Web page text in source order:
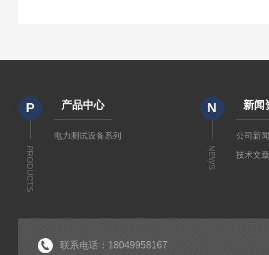
P
PRODUCTS
产品中心
电力测试设备系列
N
NEWS
新闻
公司新
技术文
联系电话：18049958167